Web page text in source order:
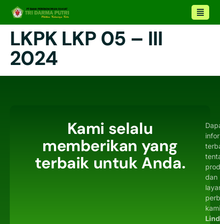
LKPK LKP 05 – III
2024
Kami selalu
memberikan yang
terbaik untuk Anda.
dan